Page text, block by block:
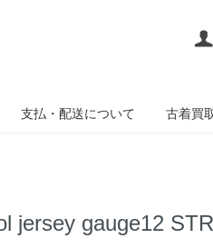
支払・配送について 古着買
gauge12